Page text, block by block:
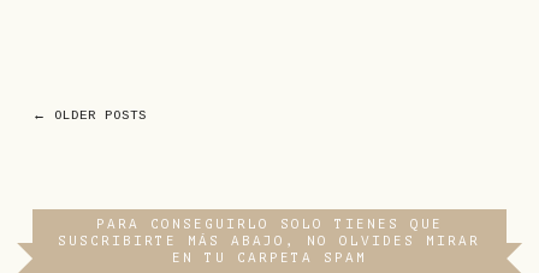
← OLDER POSTS
PARA CONSEGUIRLO SOLO TIENES QUE
SUSCRIBIRTE MÁS ABAJO, NO OLVIDES MIRAR
EN TU CARPETA SPAM